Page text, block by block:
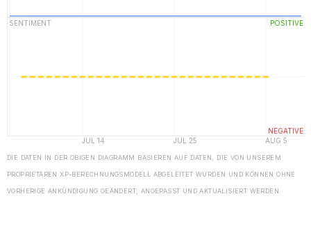
DIE DATEN IN DER OBIGEN DIAGRAMM BASIEREN AUF DATEN, DIE VON UNSEREM
PROPRIETÄREN XP-BERECHNUNGSMODELL ABGELEITET WURDEN UND KÖNNEN OHNE
VORHERIGE ANKÜNDIGUNG GEÄNDERT, ANGEPASST UND AKTUALISIERT WERDEN.